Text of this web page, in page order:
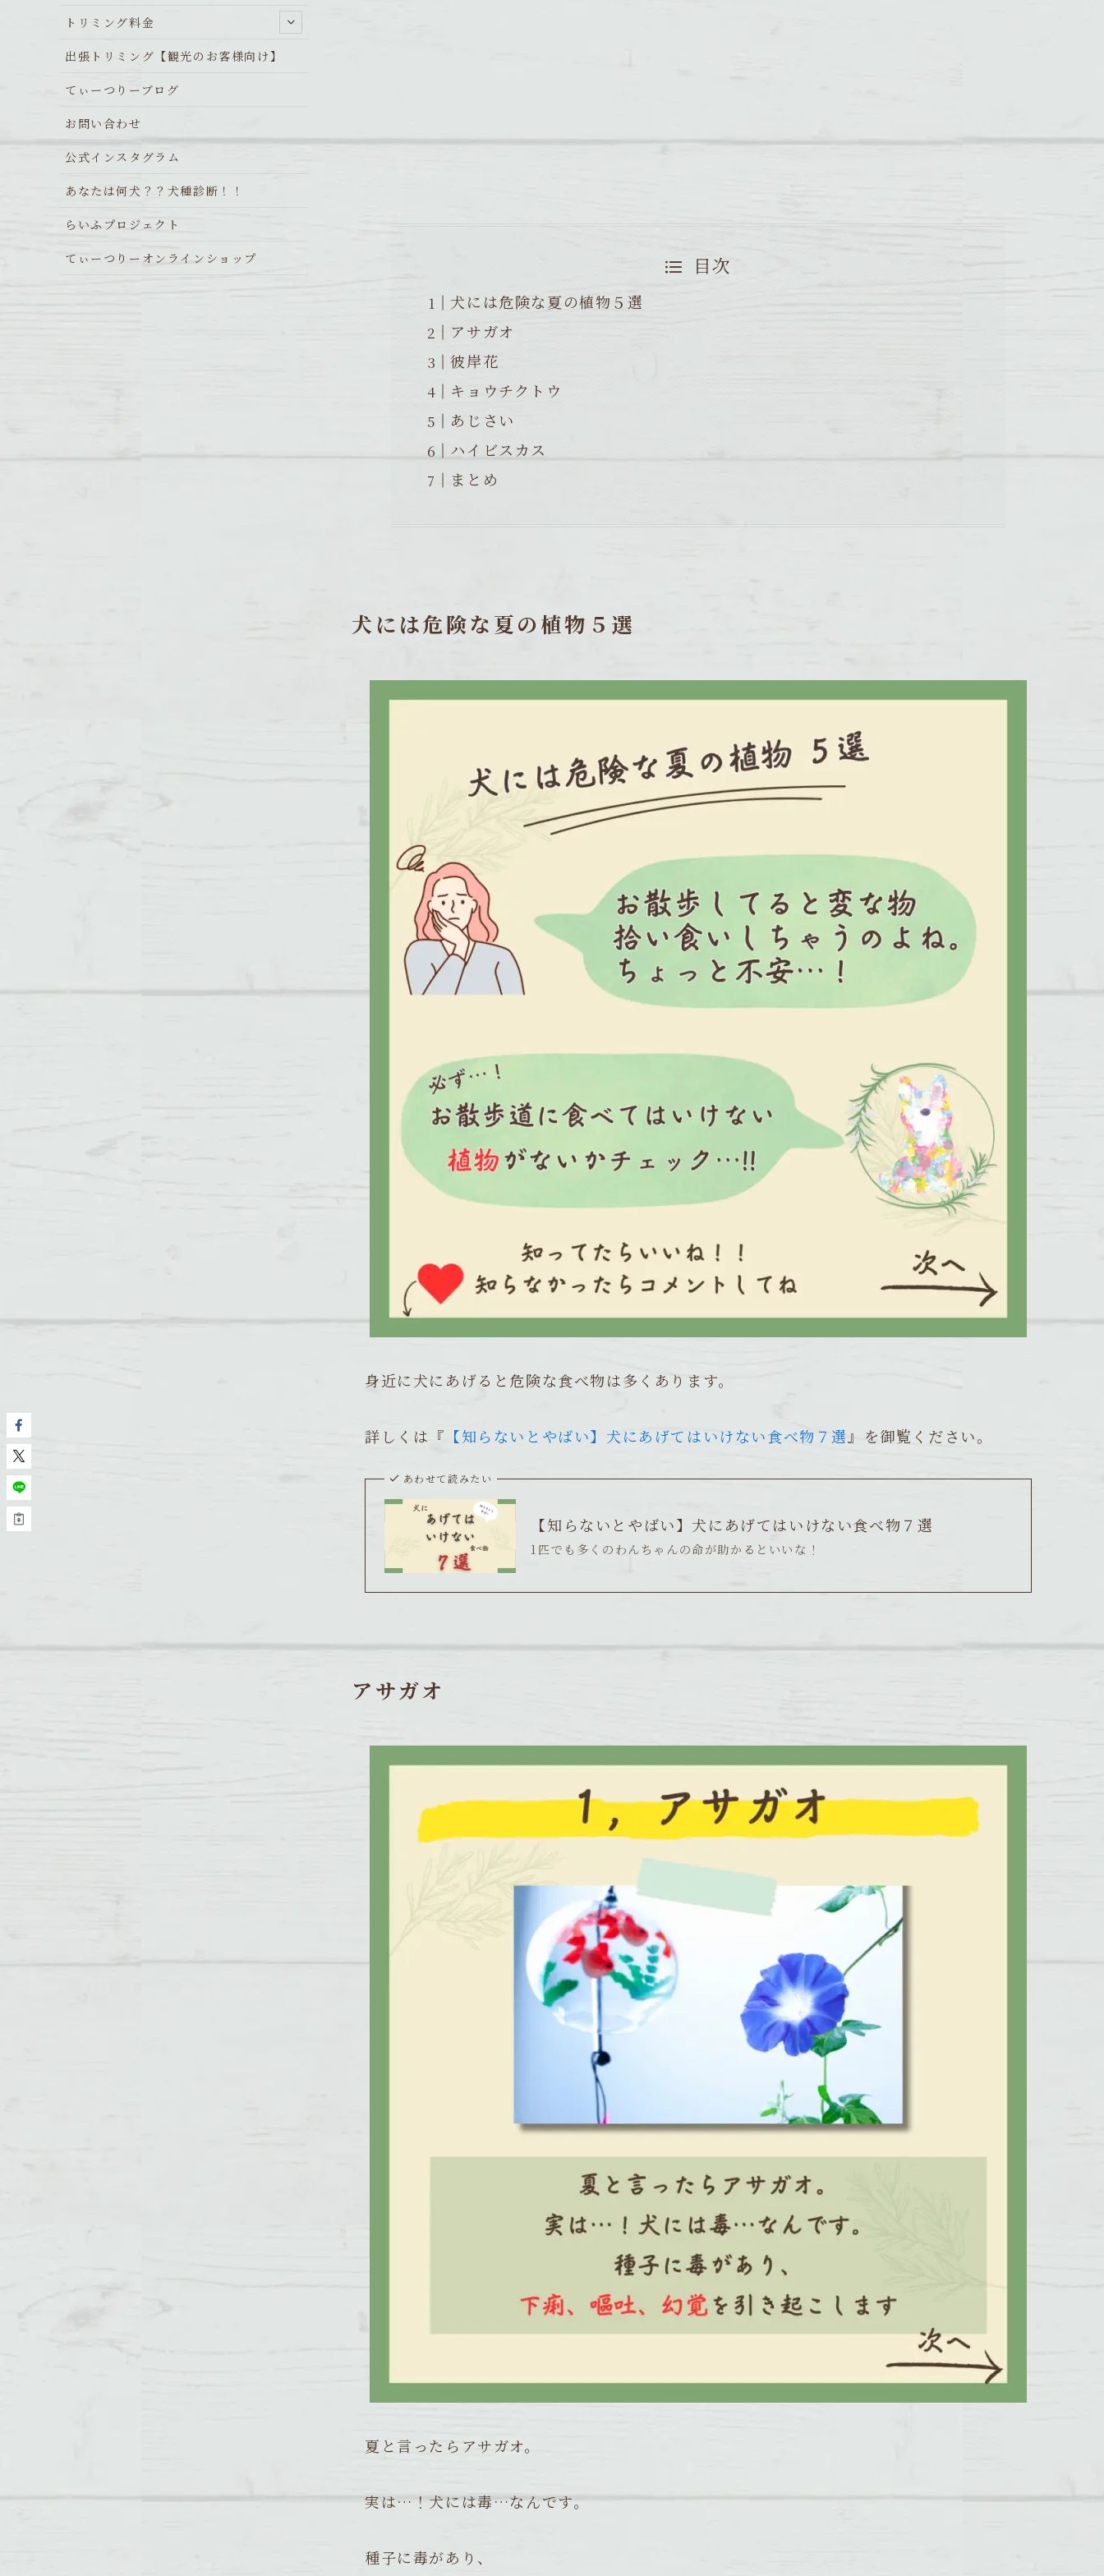
目次
犬には危険な夏の植物５選
アサガオ
彼岸花
キョウチクトウ
あじさい
ハイビスカス
まとめ
犬には危険な夏の植物５選
身近に犬にあげると危険な食べ物は多くあります。
詳しくは『 【知らないとやばい】犬にあげてはいけない食べ物７選 』を御覧ください。
あわせて読みたい
【知らないとやばい】犬にあげてはいけない食べ物７選
1匹でも多くのわんちゃんの命が助かるといいな！
アサガオ
夏と言ったらアサガオ。
実は…！犬には毒…なんです。
種子に毒があり、
トリミング料金
出張トリミング【観光のお客様向け】
てぃーつりーブログ
お問い合わせ
公式インスタグラム
あなたは何犬？？犬種診断！！
らいふプロジェクト
てぃーつりーオンラインショップ